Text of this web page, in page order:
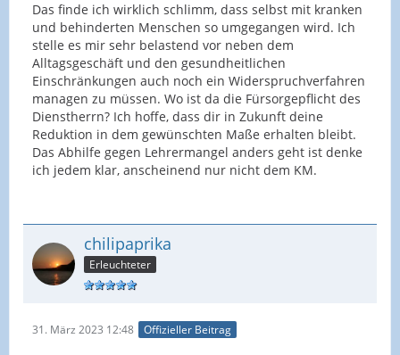
Das finde ich wirklich schlimm, dass selbst mit kranken
und behinderten Menschen so umgegangen wird. Ich
stelle es mir sehr belastend vor neben dem
Alltagsgeschäft und den gesundheitlichen
Einschränkungen auch noch ein Widerspruchverfahren
managen zu müssen. Wo ist da die Fürsorgepflicht des
Dienstherrn? Ich hoffe, dass dir in Zukunft deine
Reduktion in dem gewünschten Maße erhalten bleibt.
Das Abhilfe gegen Lehrermangel anders geht ist denke
ich jedem klar, anscheinend nur nicht dem KM.
chilipaprika
Erleuchteter
31. März 2023 12:48 Offizieller Beitrag